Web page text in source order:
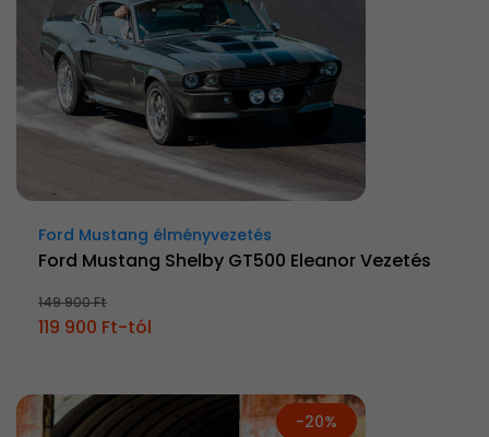
Ford Mustang élményvezetés
Ford Mustang Shelby GT500 Eleanor Vezetés
149 900 Ft
119 900 Ft-tól
-20%